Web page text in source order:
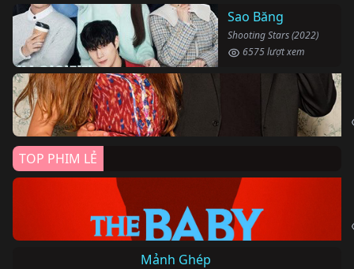
Sao Băng
Shooting Stars (2022)
6575 lượt xem
TOP PHIM LẺ
Mảnh Ghép